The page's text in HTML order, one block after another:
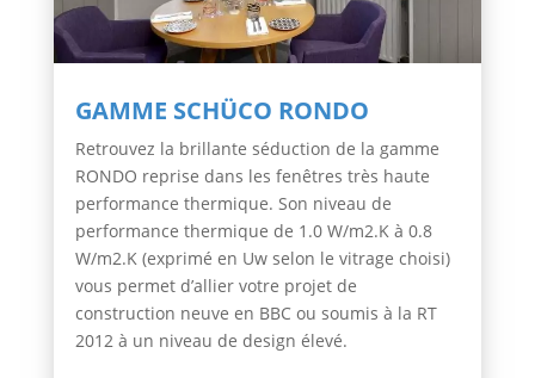
GAMME SCHÜCO RONDO
Retrouvez la brillante séduction de la gamme
RONDO reprise dans les fenêtres très haute
performance thermique. Son niveau de
performance thermique de 1.0 W/m2.K à 0.8
W/m2.K (exprimé en Uw selon le vitrage choisi)
vous permet d’allier votre projet de
construction neuve en BBC ou soumis à la RT
2012 à un niveau de design élevé.